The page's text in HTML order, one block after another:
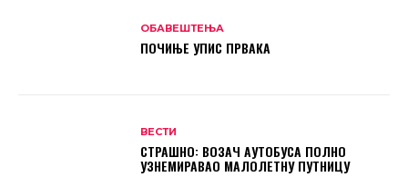
ОБАВЕШТЕЊА
ПОЧИЊЕ УПИС ПРВАКА
ВЕСТИ
СТРАШНО: ВОЗАЧ АУТОБУСА ПОЛНО
УЗНЕМИРАВАО МАЛОЛЕТНУ ПУТНИЦУ